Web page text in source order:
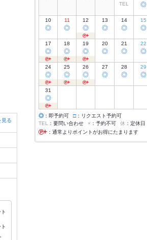
見る
TEL
◎
10
◎
11
◎
12
◎
13
◎
14
◎
15
◎
17
◎
18
◎
19
◎
20
◎
21
◎
22
◎
24
◎
25
◎
26
◎
27
◎
28
◎
29
◎
31
◎
◎ ：即予約可 □ ：リクエスト予約可
TEL
：要問い合わせ × ：予約不可 休 ：定休日
：通常よりポイントがお得にたまります